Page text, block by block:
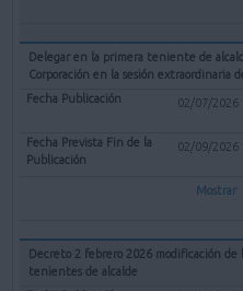
Delegar en la primera teniente de
Corporación en la sesión extraordinaria
02/07/2026
02/09/2026
Mostrar
Decreto 2 febrero 2026 modificación
tenientes de alcalde